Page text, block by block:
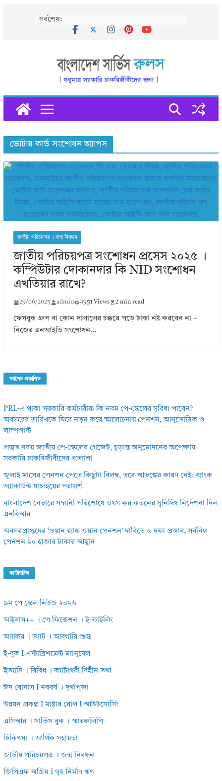
সর্বশেষ:
ভোটার কার্ড সংশোধন অ্যাপস
জাতীয় পরিচয়পত্র । জন্ম নিবন্ধন
জাতীয় পরিচয়পত্র সংশোধন প্রসেস ২০২৫ ।
কম্পিউটার দোকানদার কি NID সংশোধন
এখতিয়ার রাখে?
29/06/2025 admin 4951 Views 2 min read
ফেসবুক গ্রুপ বা কোন দালালের চক্করে পড়ে টাকা নষ্ট করবেন না –
নিজের এনআইডি সংশোধন…
সর্বশেষ প্রকাশিত
PRL-এ থাকা সরকারি কর্মচারীরা কি নবম পে-স্কেলের সুবিধা পাবেন?
অবসরের তারিখকে ঘিরে নতুন করে আলোচনায় পেনশন, আনুতোষিক ও
লাম্পগ্রান্ট
প্রস্তুত নবম জাতীয় পে-স্কেলের গেজেট, চূড়ান্ত অনুমোদনের অপেক্ষায়
সরকারি চাকরিজীবীদের প্রত্যাশা
জুলাই মাসের পেনশন পেতে কিছুটা বিলম্ব, তবে আতঙ্কের কারণ নেই: ব্যাংক
অ্যাকাউন্ট যাচাইয়ের পরামর্শ
বাংলাদেশ বেতারে সম্মানী পরিশোধে উৎস কর কর্তনের সুনির্দিষ্ট নির্দেশনা দিল
এনবিআর
অবসরপ্রাপ্তদের ‘ওয়ান র‌্যাঙ্ক ওয়ান পেনশন’ দাবিতে ৬ দফা প্রস্তাব, সর্বনিম্ন
পেনশন ২০ হাজার টাকার আহ্বান
ক্যাটাগরিজ
৯ম পে স্কেল নিউজ ২০২৬
আইবাস++ । পে ফিক্সেশন । ই-ফাইলিং
আয়কর । ভ্যাট । আবগারি শুল্ক
ই-বুক I এস্টাব্লিশমেন্ট ম্যানুয়েল
ইত্যাদি । বিবিধ । ক্যাটাগরী বিহীন তথ্য
ঈদ বোনাস I নববর্ষ । দূর্গাপূজা
উন্নয়ন প্রকল্প I মাষ্টার রোল I আউটসোর্সিং
এসিআর । সার্ভিস বুক । স্মারকলিপি
চিকিৎসা । আর্থিক সহায়তা
জাতীয় পরিচয়পত্র । জন্ম নিবন্ধন
জিপিএফ অগ্রিম I গৃহ নির্মাণ ঋণ